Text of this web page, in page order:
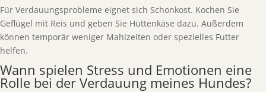
Für Verdauungsprobleme eignet sich Schonkost. Kochen Sie
Geflügel mit Reis und geben Sie Hüttenkäse dazu. Außerdem
können temporär weniger Mahlzeiten oder spezielles Futter
helfen.
Wann spielen Stress und Emotionen eine
Rolle bei der Verdauung meines Hundes?